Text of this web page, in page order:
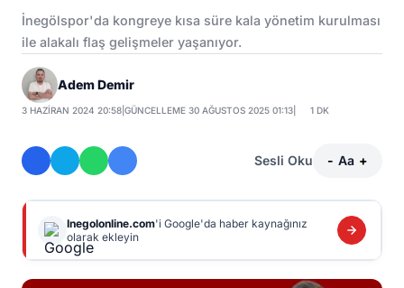
İnegölspor'da kongreye kısa süre kala yönetim kurulması
ile alakalı flaş gelişmeler yaşanıyor.
Adem Demir
3 HAZIRAN 2024 20:58 |GÜNCELLEME 30 AĞUSTOS 2025 01:13 1 DK
Sesli Oku - Aa +
Inegolonline.com'i Google'da haber kaynağınız
olarak ekleyin